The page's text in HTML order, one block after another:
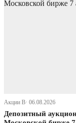
Акции В· 06.08.2026
Депозитный